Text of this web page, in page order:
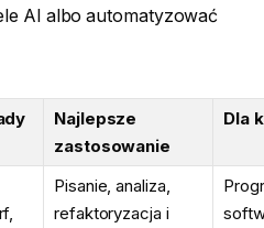
AI albo automatyzować
Najlepsze
zastosowanie
Dla
Pisanie, analiza,
refaktoryzacja i